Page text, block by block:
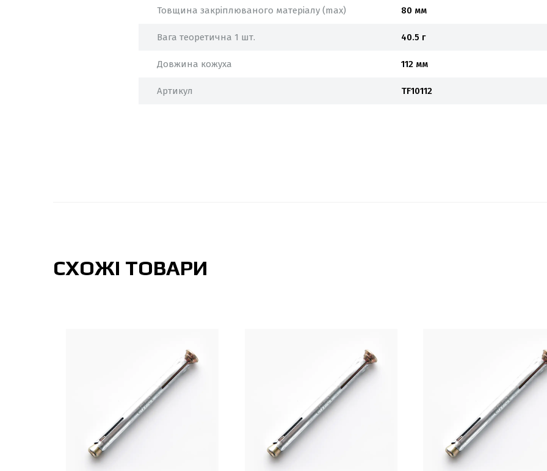
Товщина закріплюваного матеріалу (max) 80 мм
Вага теоретична 1 шт. 40.5 г
Довжина кожуха 112 мм
Артикул TF10112
СХОЖІ ТОВАРИ